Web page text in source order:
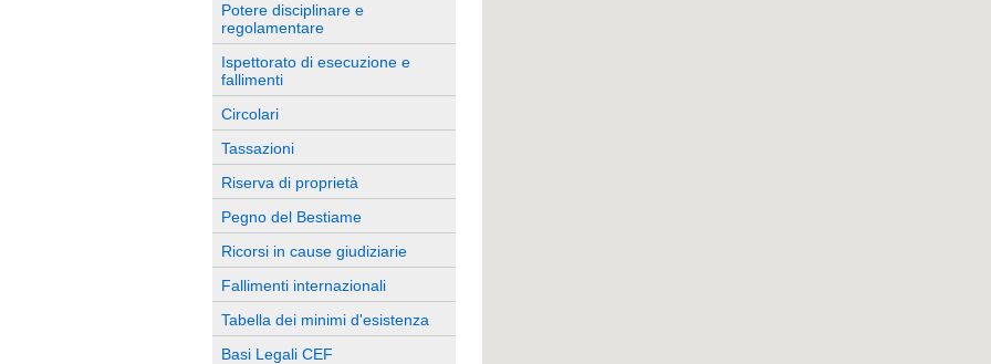
Potere disciplinare e
regolamentare
Ispettorato di esecuzione e
fallimenti
Circolari
Tassazioni
Riserva di proprietà
Pegno del Bestiame
Ricorsi in cause giudiziarie
Fallimenti internazionali
Tabella dei minimi d'esistenza
Basi Legali CEF